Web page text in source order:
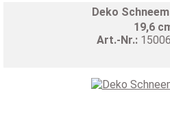
Deko
19,6
Art.-Nr.: